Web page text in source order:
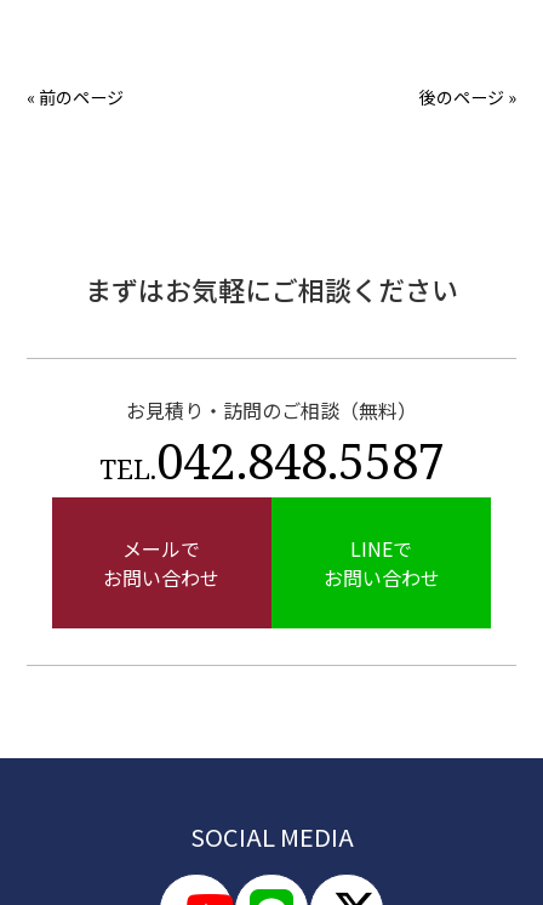
« 前のページ 後のページ »
まずはお気軽にご相談ください
お見積り・訪問のご相談（無料）
TEL.042.848.5587
メールで
お問い合わせ
LINEで
お問い合わせ
SOCIAL MEDIA